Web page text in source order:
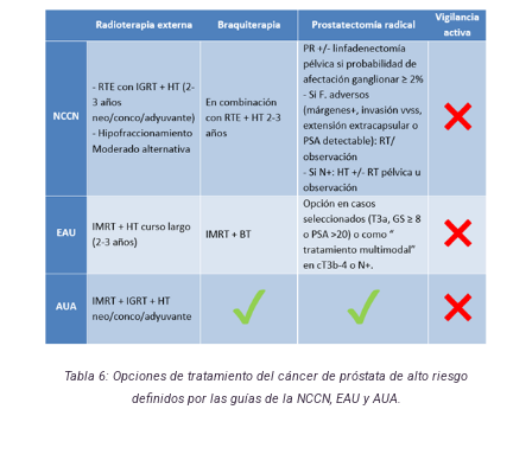
Tabla 6: Opciones de tratamiento del cáncer de próstata de alto riesgo
definidos por las guías de la NCCN, EAU y AUA.